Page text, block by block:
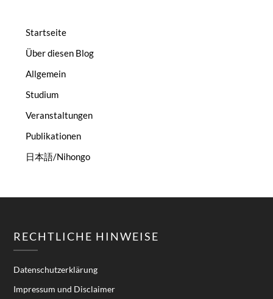
Startseite
Über diesen Blog
Allgemein
Studium
Veranstaltungen
Publikationen
日本語/Nihongo
RECHTLICHE HINWEISE
Datenschutzerklärung
Impressum und Disclaimer